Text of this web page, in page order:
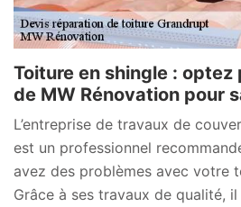
Toiture en shingle :
de MW Rénovation pour
L’entreprise de travaux de
est un professionnel
avez des problèmes avec votre
Grâce à ses travaux de qualité,